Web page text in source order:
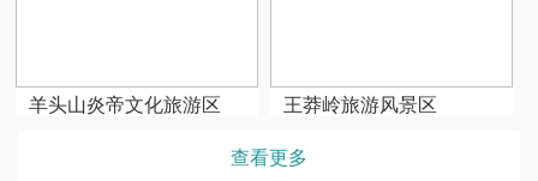
羊头山炎帝文化旅游区 王莽岭旅游风景区
查看更多